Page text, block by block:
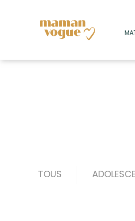
+
+
TOUS